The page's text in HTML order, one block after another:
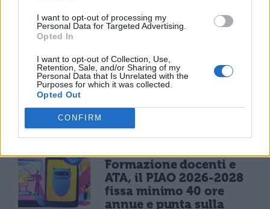
I want to opt-out of processing my
Personal Data for Targeted Advertising.
Opted In
I want to opt-out of Collection, Use,
Retention, Sale, and/or Sharing of my
Personal Data that Is Unrelated with the
Purposes for which it was collected.
Opted Out
CONFIRM
sulla durata del percorso scolastico.
TI POTREBBE INTERESSARE
Formazione docenti e
ATA, il PIAO 2026-2028
fissa minimo 40 ore
annue e punta sulla